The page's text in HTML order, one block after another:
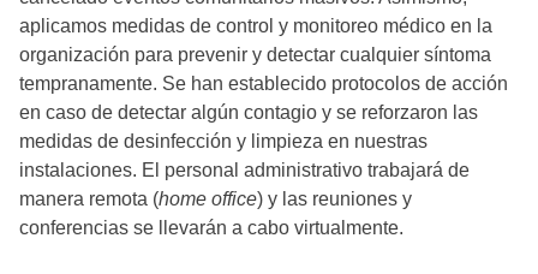
aplicamos medidas de control y monitoreo médico en la
organización para prevenir y detectar cualquier síntoma
tempranamente. Se han establecido protocolos de acción
en caso de detectar algún contagio y se reforzaron las
medidas de desinfección y limpieza en nuestras
instalaciones. El personal administrativo trabajará de
manera remota (home office) y las reuniones y
conferencias se llevarán a cabo virtualmente.